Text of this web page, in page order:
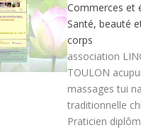
Commerces et
Santé, beauté
corps
association
TOULON
massages tui
traditionnelle
Praticien